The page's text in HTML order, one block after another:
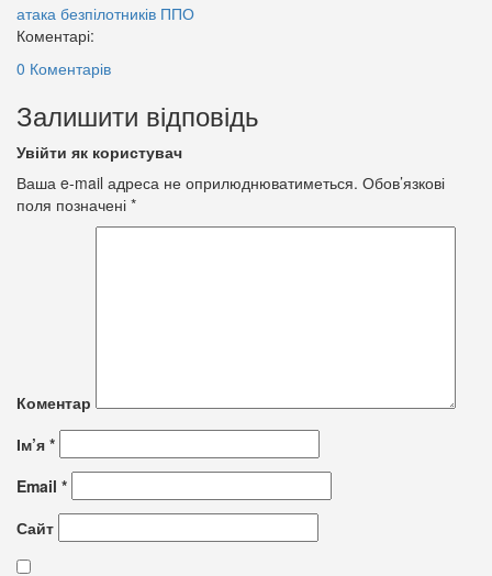
атака безпілотників ППО
Коментарі:
0 Коментарів
Залишити відповідь
Увійти як користувач
Ваша e-mail адреса не оприлюднюватиметься. Обов’язкові
поля позначені *
Коментар
Ім’я *
Email *
Сайт